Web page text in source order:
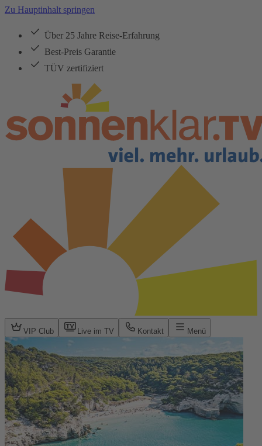
Zu Hauptinhalt springen
Über 25 Jahre Reise-Erfahrung
Best-Preis Garantie
TÜV zertifiziert
VIP Club Live im TV Kontakt Menü